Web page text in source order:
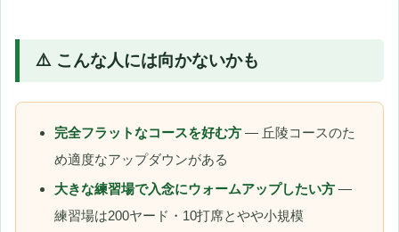
⚠️ こんな人には向かないかも
完全フラットなコースを好む方 — 丘陵コースのた
め適度なアップダウンがある
大きな練習場で入念にウォームアップしたい方 —
練習場は200ヤード・10打席とやや小規模